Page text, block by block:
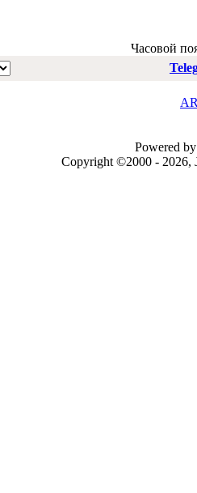
Часовой
Powered
Copyright ©2000 - 2026,